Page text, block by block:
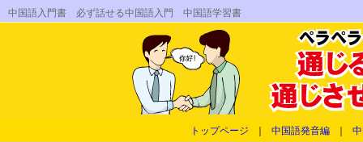
中国語入門書 必ず話せる中国語入門 中国語学習書
トップページ 中国語発音編